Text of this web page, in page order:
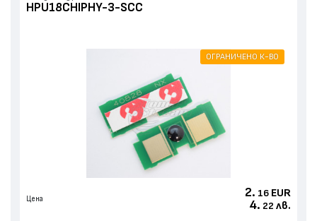
HPU18CHIPHY-3-SCC
ОГРАНИЧЕНО К-ВО
Цена 2. 16 EUR
4. 22 лв.